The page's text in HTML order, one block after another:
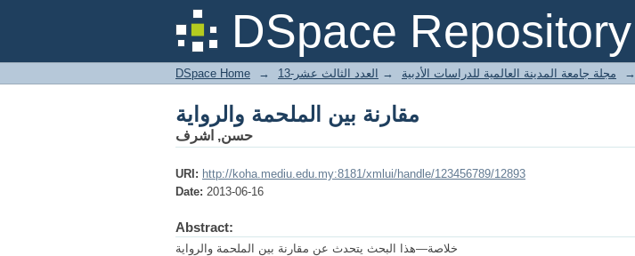
DSpace Repository
مقارنة بين الملحمة والرواية
DSpace Home → → مجلة جامعة المدينة العالمية للدراسات الأدبية → العدد الثالث عشر-13
مقارنة بين الملحمة والرواية
حسن, اشرف
URI: http://koha.mediu.edu.my:8181/xmlui/handle/123456789/12893
Date: 2013-06-16
Abstract:
خلاصة—هذا البحث يتحدث عن مقارنة بين الملحمة والرواية